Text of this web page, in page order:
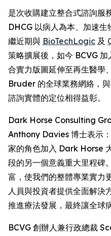
是次收購建立整合式諮詢服
DHCG 以病人為本、加速生
繼近期與 BioTechLogic 及
策略擴展後，如今 BCVG
合實力版圖延伸至再生醫學
Bruder 的全球業務網絡，
諮詢實體的定位相得益彰。
Dark Horse Consulting
Anthony Davies 博士表示
家的角色加入 Dark Horse
段的另一個意義重大里程碑
富，使我們的整體專業實力
人員與投資者提供全面解決
推進療法發展，最終讓全球
BCVG 創辦人兼行政總裁